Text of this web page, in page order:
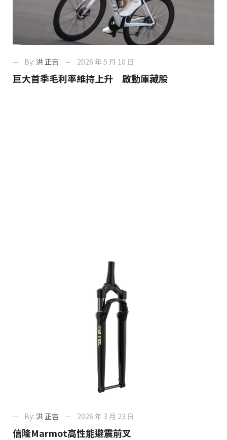
By: 洪 正吉 2026 年 5 月 10 日
巨大首季毛利率維持上升 啟動庫藏股
By: 洪 正吉 2026 年 3 月 23 日
信隆Marmot高性能避震前叉